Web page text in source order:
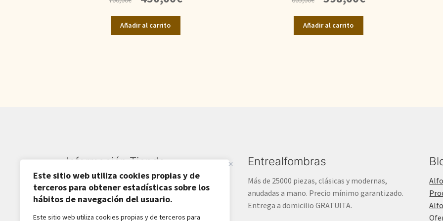
Este sitio web utiliza cookies propias y de
terceros para obtener estadísticas sobre los
hábitos de navegación del usuario.
Este sitio web utiliza cookies propias y de terceros para
precio
original
era:
700,00€.
precio
Añadir al carrito
precio
original
era:
605,00€.
precio
Añadir al carrito
Información Tienda
Sardarán SL CIF: B82809781
Av. Pirineos 27, Nave 6
San Sebastián de los Reyes
Entrealfombras
Más de 25000 piezas, clásicas y modernas,
anudadas a mano. Precio mínimo garantizado.
Entrega a domicilio GRATUITA.